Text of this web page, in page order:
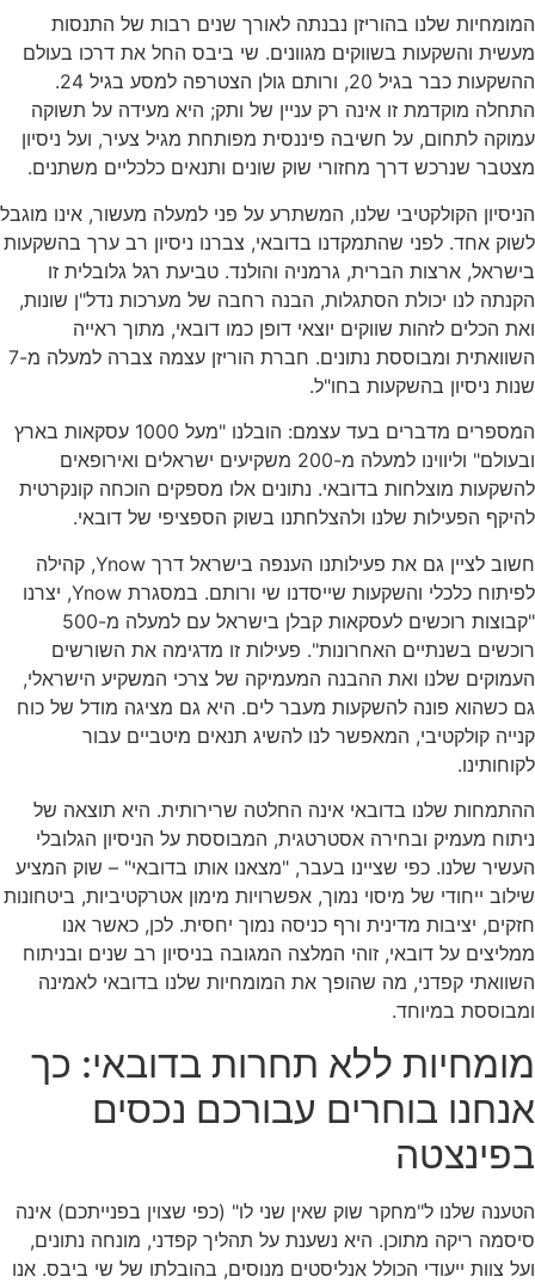
המומחיות שלנו בהוריזן נבנתה לאורך שנים רבות של התנסות
מעשית והשקעות בשווקים מגוונים. שי ביבס החל את דרכו בעולם
ההשקעות כבר בגיל 20, ורותם גולן הצטרפה למסע בגיל 24.
התחלה מוקדמת זו אינה רק עניין של ותק; היא מעידה על תשוקה
עמוקה לתחום, על חשיבה פיננסית מפותחת מגיל צעיר, ועל ניסיון
מצטבר שנרכש דרך מחזורי שוק שונים ותנאים כלכליים משתנים.
הניסיון הקולקטיבי שלנו, המשתרע על פני למעלה מעשור, אינו מוגבל
לשוק אחד. לפני שהתמקדנו בדובאי, צברנו ניסיון רב ערך בהשקעות
בישראל, ארצות הברית, גרמניה והולנד. טביעת רגל גלובלית זו
הקנתה לנו יכולת הסתגלות, הבנה רחבה של מערכות נדל"ן שונות,
ואת הכלים לזהות שווקים יוצאי דופן כמו דובאי, מתוך ראייה
השוואתית ומבוססת נתונים. חברת הוריזן עצמה צברה למעלה מ-7
שנות ניסיון בהשקעות בחו"ל.
המספרים מדברים בעד עצמם: הובלנו "מעל 1000 עסקאות בארץ
ובעולם" וליווינו למעלה מ-200 משקיעים ישראלים ואירופאים
להשקעות מוצלחות בדובאי. נתונים אלו מספקים הוכחה קונקרטית
להיקף הפעילות שלנו ולהצלחתנו בשוק הספציפי של דובאי.
חשוב לציין גם את פעילותנו הענפה בישראל דרך Ynow, קהילה
לפיתוח כלכלי והשקעות שייסדנו שי ורותם. במסגרת Ynow, יצרנו
"קבוצות רוכשים לעסקאות קבלן בישראל עם למעלה מ-500
רוכשים בשנתיים האחרונות". פעילות זו מדגימה את השורשים
העמוקים שלנו ואת ההבנה המעמיקה של צרכי המשקיע הישראלי,
גם כשהוא פונה להשקעות מעבר לים. היא גם מציגה מודל של כוח
קנייה קולקטיבי, המאפשר לנו להשיג תנאים מיטביים עבור
לקוחותינו.
ההתמחות שלנו בדובאי אינה החלטה שרירותית. היא תוצאה של
ניתוח מעמיק ובחירה אסטרטגית, המבוססת על הניסיון הגלובלי
העשיר שלנו. כפי שציינו בעבר, "מצאנו אותו בדובאי" – שוק המציע
שילוב ייחודי של מיסוי נמוך, אפשרויות מימון אטרקטיביות, ביטחונות
חזקים, יציבות מדינית ורף כניסה נמוך יחסית. לכן, כאשר אנו
ממליצים על דובאי, זוהי המלצה המגובה בניסיון רב שנים ובניתוח
השוואתי קפדני, מה שהופך את המומחיות שלנו בדובאי לאמינה
ומבוססת במיוחד.
מומחיות ללא תחרות בדובאי: כך
אנחנו בוחרים עבורכם נכסים
בפינצטה
הטענה שלנו ל"מחקר שוק שאין שני לו" (כפי שצוין בפנייתכם) אינה
סיסמה ריקה מתוכן. היא נשענת על תהליך קפדני, מונחה נתונים,
ועל צוות ייעודי הכולל אנליסטים מנוסים, בהובלתו של שי ביבס. אנו